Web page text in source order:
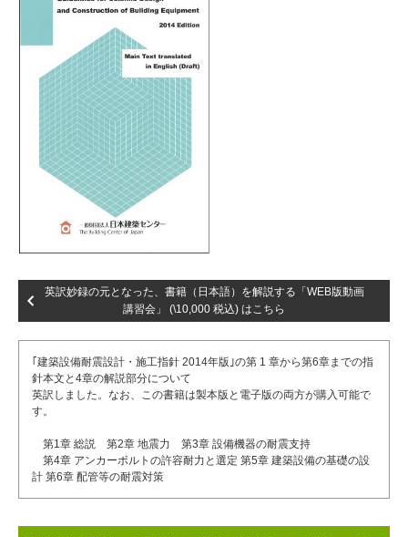
英訳妙録の元となった、書籍（日本語）を解説する「WEB版動画
講習会」 (\10,000 税込) はこちら
｢建築設備耐震設計・施工指針 2014年版｣の第 1 章から第6章までの指
針本文と4章の解説部分について
英訳しました。なお、この書籍は製本版と電子版の両方が購入可能で
す。
第1章 総説 第2章 地震力 第3章 設備機器の耐震支持
第4章 アンカーボルトの許容耐力と選定 第5章 建築設備の基礎の設
計 第6章 配管等の耐震対策